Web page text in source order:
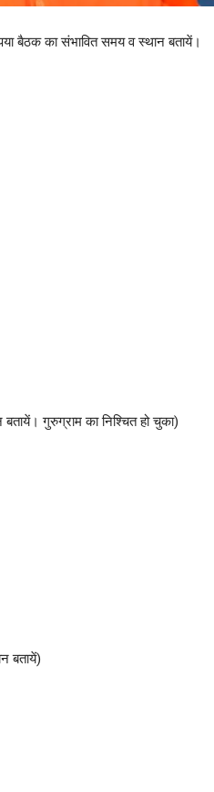
बैठक का संभावित समय व स्थान बतायें।
गुरुग्राम का निश्चित हो चुका)
बतायें)